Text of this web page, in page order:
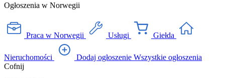
Ogłoszenia w Norwegii
Praca w Norwegii Usługi Giełda
Nieruchomości Dodaj ogłoszenie Wszystkie ogłoszenia
Cofnij